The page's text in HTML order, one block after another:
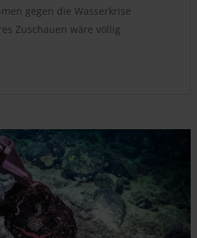
gegen die Wasserkrise
Zuschauen wäre völlig